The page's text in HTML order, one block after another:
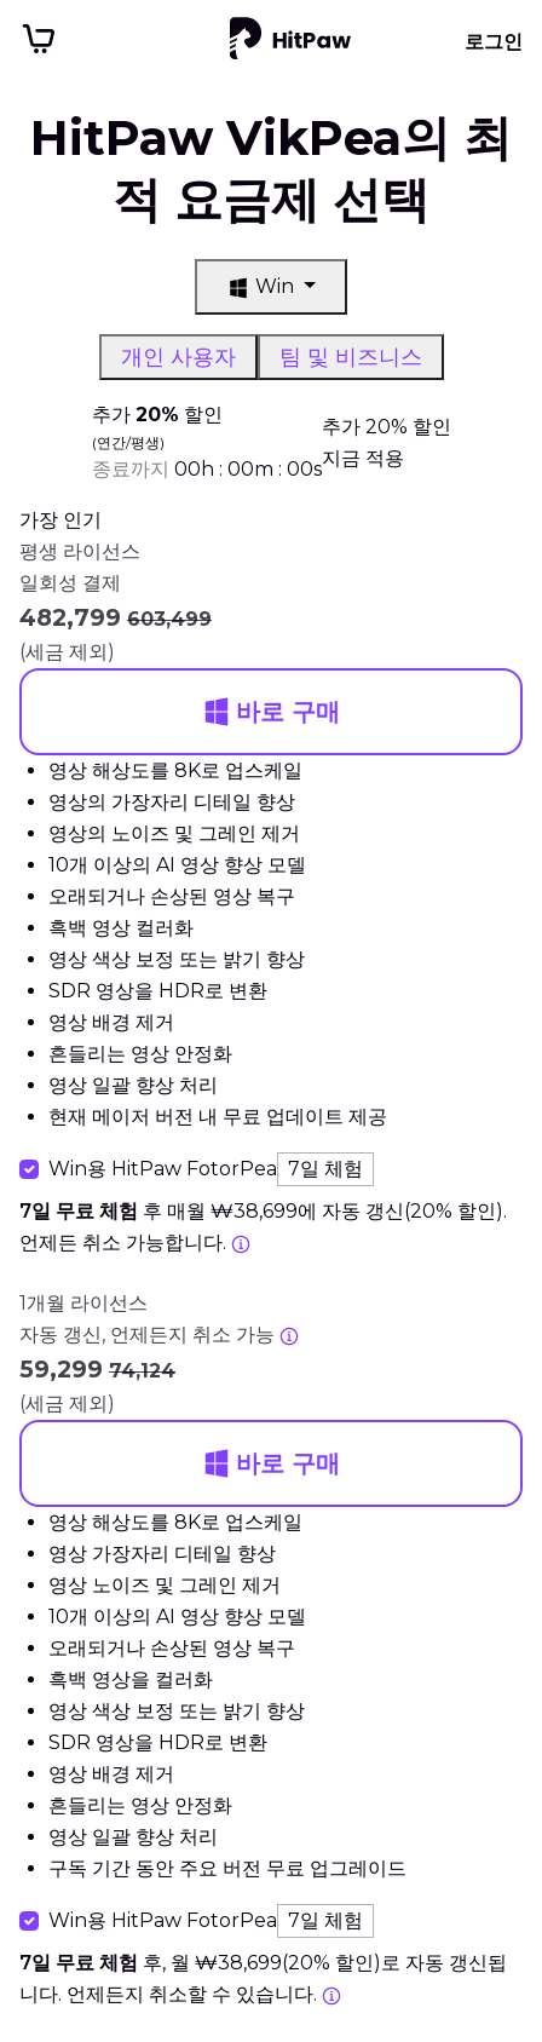
로그인
HitPaw VikPea의 최
적 요금제 선택
Win
개인 사용자 팀 및 비즈니스
추가 20% 할인
(연간/평생)
종료까지 00 h : 00m : 00s
추가 20% 할인
지금 적용
가장 인기
평생 라이선스
일회성 결제
₩482,799 ₩603,499
(세금 제외)
바로 구매
영상 해상도를 8K로 업스케일
영상의 가장자리 디테일 향상
영상의 노이즈 및 그레인 제거
10개 이상의 AI 영상 향상 모델
오래되거나 손상된 영상 복구
흑백 영상 컬러화
영상 색상 보정 또는 밝기 향상
SDR 영상을 HDR로 변환
영상 배경 제거
흔들리는 영상 안정화
영상 일괄 향상 처리
현재 메이저 버전 내 무료 업데이트 제공
Win용 HitPaw FotorPea 7일 체험
7일 무료 체험 후 매월 ₩38,699에 자동 갱신(20% 할인).
언제든 취소 가능합니다.
1개월 라이선스
자동 갱신, 언제든지 취소 가능
₩59,299 ₩74,124
(세금 제외)
바로 구매
영상 해상도를 8K로 업스케일
영상 가장자리 디테일 향상
영상 노이즈 및 그레인 제거
10개 이상의 AI 영상 향상 모델
오래되거나 손상된 영상 복구
흑백 영상을 컬러화
영상 색상 보정 또는 밝기 향상
SDR 영상을 HDR로 변환
영상 배경 제거
흔들리는 영상 안정화
영상 일괄 향상 처리
구독 기간 동안 주요 버전 무료 업그레이드
Win용 HitPaw FotorPea 7일 체험
7일 무료 체험 후, 월 ₩38,699(20% 할인)로 자동 갱신됩
니다. 언제든지 취소할 수 있습니다.